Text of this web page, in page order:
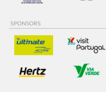
Realçamos que o
tecnologias similares
experiência de
disponibilizados.